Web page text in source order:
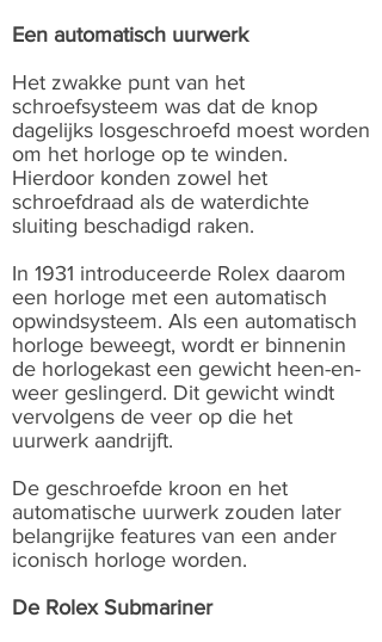
Een automatisch uurwerk
Het zwakke punt van het
schroefsysteem was dat de knop
dagelijks losgeschroefd moest worden
om het horloge op te winden.
Hierdoor konden zowel het
schroefdraad als de waterdichte
sluiting beschadigd raken.
In 1931 introduceerde Rolex daarom
een horloge met een automatisch
opwindsysteem. Als een automatisch
horloge beweegt, wordt er binnenin
de horlogekast een gewicht heen-en-
weer geslingerd. Dit gewicht windt
vervolgens de veer op die het
uurwerk aandrijft.
De geschroefde kroon en het
automatische uurwerk zouden later
belangrijke features van een ander
iconisch horloge worden.
De Rolex Submariner